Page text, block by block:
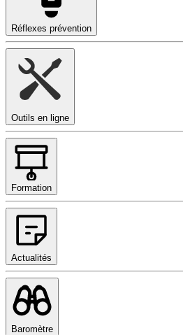
Réflexes prévention
Outils en ligne
Formation
Actualités
Baromètre